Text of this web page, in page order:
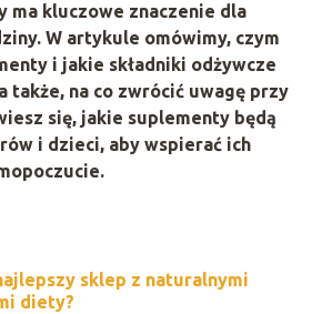
ma kluczowe znaczenie dla
W artykule omówimy, czym
i jakie składniki odżywcze
także, na co zwrócić uwagę przy
się, jakie suplementy będą
i dzieci, aby wspierać ich
sklep z naturalnymi
diety?